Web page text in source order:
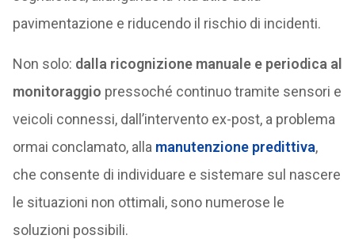
pavimentazione e riducendo il rischio di incidenti.
Non solo: dalla ricognizione manuale e periodica al
monitoraggio pressoché continuo tramite sensori e
veicoli connessi, dall’intervento ex-post, a problema
ormai conclamato, alla manutenzione predittiva,
che consente di individuare e sistemare sul nascere
le situazioni non ottimali, sono numerose le
soluzioni possibili.